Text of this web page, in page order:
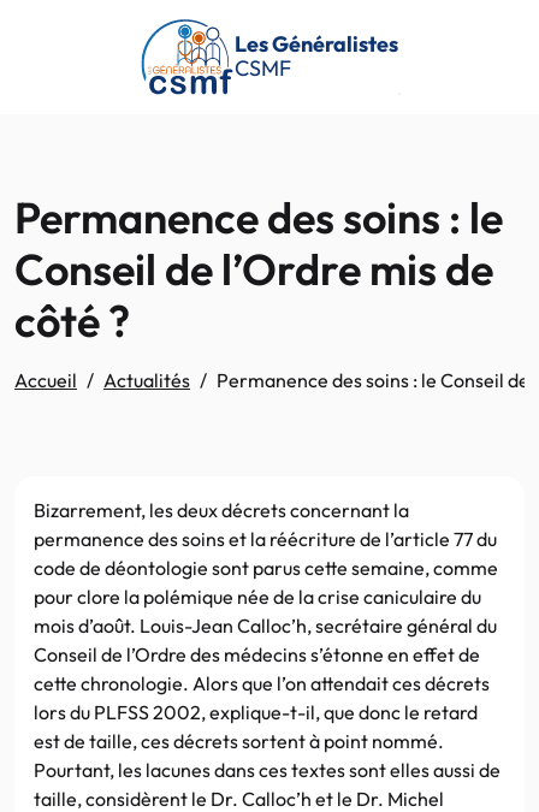
Passer au contenu principal
Les Généralistes
CSMF
Permanence des soins : le
Conseil de l’Ordre mis de
côté ?
Accueil Actualités Permanence des soins : le Conseil de
Bizarrement, les deux décrets concernant la
permanence des soins et la réécriture de l’article 77 du
code de déontologie sont parus cette semaine, comme
pour clore la polémique née de la crise caniculaire du
mois d’août. Louis-Jean Calloc’h, secrétaire général du
Conseil de l’Ordre des médecins s’étonne en effet de
cette chronologie. Alors que l’on attendait ces décrets
lors du PLFSS 2002, explique-t-il, que donc le retard
est de taille, ces décrets sortent à point nommé.
Pourtant, les lacunes dans ces textes sont elles aussi de
taille, considèrent le Dr. Calloc’h et le Dr. Michel